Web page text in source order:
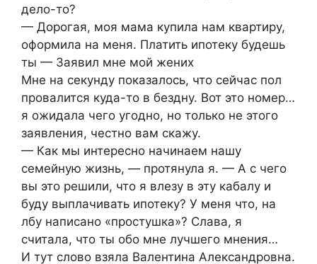
дело-то?
— Дорогая, моя мама купила нам квартиру,
оформила на меня. Платить ипотеку будешь
ты — Заявил мне мой жених
Мне на секунду показалось, что сейчас пол
провалится куда-то в бездну. Вот это номер…
я ожидала чего угодно, но только не этого
заявления, честно вам скажу.
— Как мы интересно начинаем нашу
семейную жизнь, — протянула я. — А с чего
вы это решили, что я влезу в эту кабалу и
буду выплачивать ипотеку? У меня что, на
лбу написано «простушка»? Слава, я
считала, что ты обо мне лучшего мнения…
И тут слово взяла Валентина Александровна.